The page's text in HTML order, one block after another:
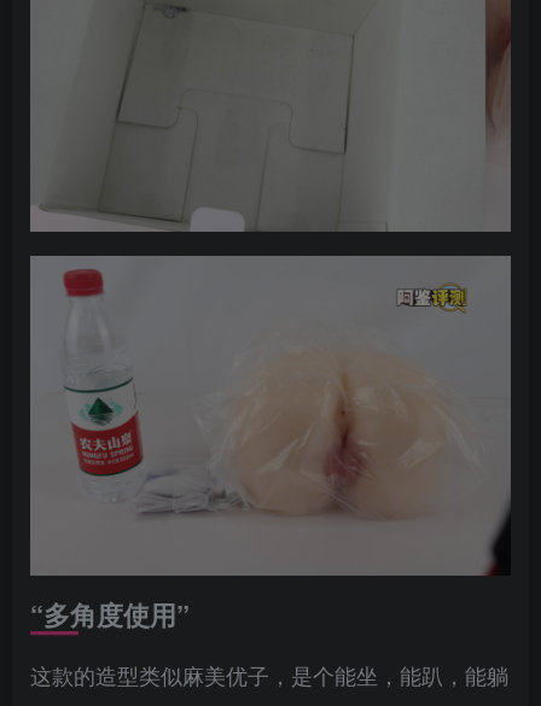
“多角度使用”
这款的造型类似麻美优子，是个能坐，能趴，能躺